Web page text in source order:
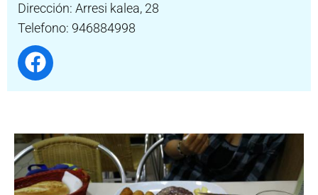
Dirección: Arresi kalea, 28
Telefono: 946884998